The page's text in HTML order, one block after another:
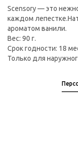
Scensory — это
каждом
ароматом ванили.
Вес: 90 г.
Срок годности: 18
Только для